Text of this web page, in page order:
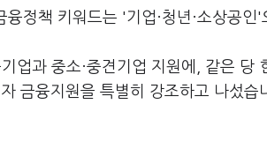
정책 키워드는 '기업·청년·소상공인'
업과 중소·중견기업 지원에, 같은 당
금융지원을 특별히 강조하고 나섰습